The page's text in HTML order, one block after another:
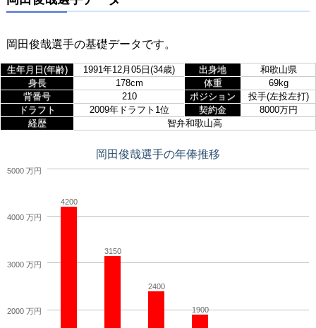
岡田俊哉選手の基礎データです。
生年月日(年齢) 1991年12月05日(34歳) 出身地
和歌山県
身長
178cm 体重
69kg
背番号
210 ポジション
投手(左投左打)
ドラフト
2009年ドラフト1位 契約金
8000万円
経歴
智弁和歌山高
岡田俊哉選手の年俸推移
4200
3150
2400
1900
2000 万円
3000 万円
4000 万円
5000 万円